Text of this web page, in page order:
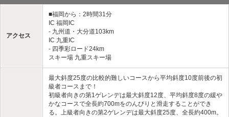
アクセス
■福岡から：2時間31分
IC 福岡IC
- 九州道・大分道103km
IC 九重IC
- 四季彩ロード24km
スキー場 九重スキー場
最大斜度25度の比較的難しいコースから平均斜度10度前後の初
級者コースまで！
初級者向きの第1ゲレンデは最大斜度12度、平均斜度8度の緩や
かなコースで全長約700mをのんびりと滑走することができ
る。上級者向きの第2ゲレンデは最大斜度25度、全長約400m。